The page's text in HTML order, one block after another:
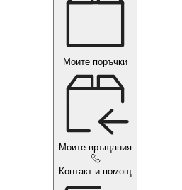
Моите поръчки
Моите връщания
Контакт и помощ